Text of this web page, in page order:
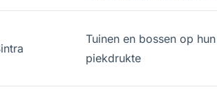
Tuinen en bossen op
piekdrukte